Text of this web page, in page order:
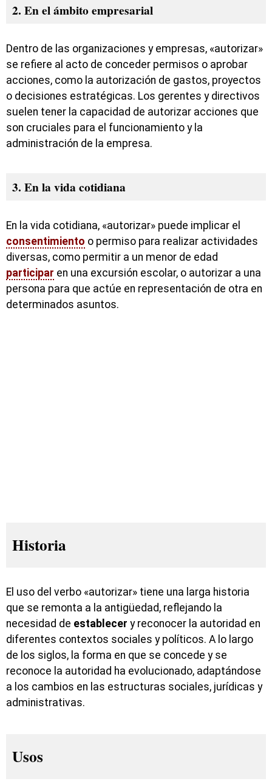
2. En el ámbito empresarial
Dentro de las organizaciones y empresas, «autorizar»
se refiere al acto de conceder permisos o aprobar
acciones, como la autorización de gastos, proyectos
o decisiones estratégicas. Los gerentes y directivos
suelen tener la capacidad de autorizar acciones que
son cruciales para el funcionamiento y la
administración de la empresa.
3. En la vida cotidiana
En la vida cotidiana, «autorizar» puede implicar el
consentimiento o permiso para realizar actividades
diversas, como permitir a un menor de edad
participar en una excursión escolar, o autorizar a una
persona para que actúe en representación de otra en
determinados asuntos.
Historia
El uso del verbo «autorizar» tiene una larga historia
que se remonta a la antigüedad, reflejando la
necesidad de establecer y reconocer la autoridad en
diferentes contextos sociales y políticos. A lo largo
de los siglos, la forma en que se concede y se
reconoce la autoridad ha evolucionado, adaptándose
a los cambios en las estructuras sociales, jurídicas y
administrativas.
Usos